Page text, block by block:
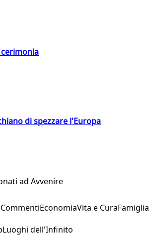
di spezzare l'Europa
ad Avvenire
EconomiaVita e CuraFamiglia
Luoghi dell'Infinito